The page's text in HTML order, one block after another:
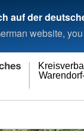
auf der
website,